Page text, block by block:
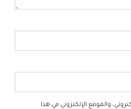
والموقع الإلكتروني في هذا